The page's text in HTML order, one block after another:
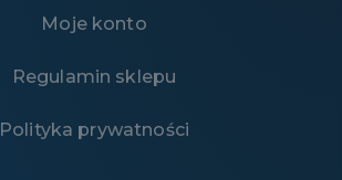
Moje konto
Regulamin sklepu
Polityka prywatności